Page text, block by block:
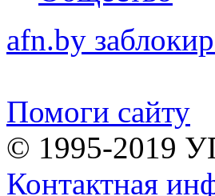
afn.by
Помоги сайту
© 1995-2019
Контактная